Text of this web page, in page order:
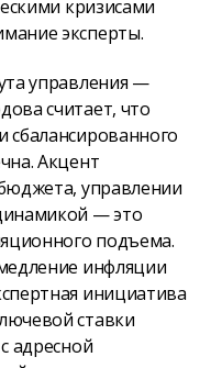
кризисами
эксперты.
управления —
считает, что
сбалансированного
Акцент
управлении
— это
подъема.
инфляции
инициатива
ставки
адресной